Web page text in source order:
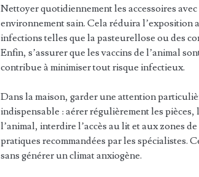
Nettoyer quotidiennement les accessoires
environnement sain. Cela réduira l’exposition
infections telles que la pasteurellose ou des
Enfin, s’assurer que les vaccins de l’animal
contribue à minimiser tout risque infectieux.
Dans la maison, garder une attention
indispensable : aérer régulièrement les pièces,
l’animal, interdire l’accès au lit et aux zones
pratiques recommandées par les spécialistes.
sans générer un climat anxiogène.